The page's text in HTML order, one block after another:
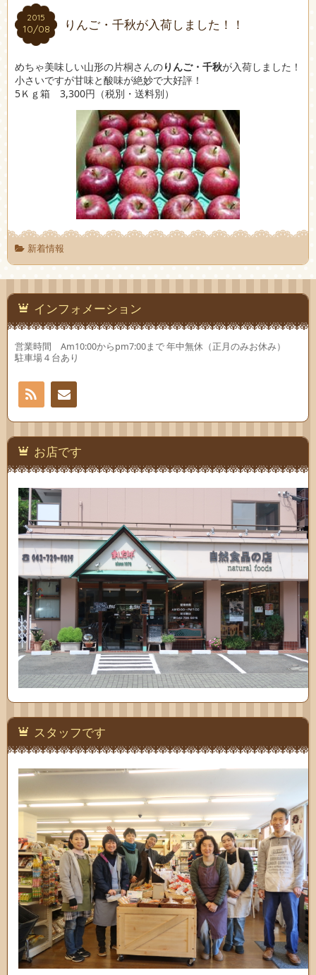
2015
10/08
2015
10/08 りんご・千秋が入荷しました！！
めちゃ美味しい山形の片桐さんのりんご・千秋が入荷しました！
小さいですが甘味と酸味が絶妙で大好評！
5Ｋｇ箱 3,300円（税別・送料別）
新着情報
インフォメーション
営業時間 Am10:00からpm7:00まで 年中無休（正月のみお休み）
駐車場４台あり
お問
い合
わせ
お店です
スタッフです